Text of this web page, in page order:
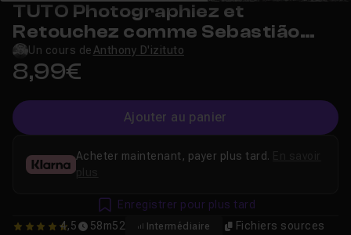
TUTO Photographiez et
Retouchez comme Sebastião
Salgado
Un cours de Anthony D'izituto
8,99€
Ajouter au panier
4.5070422535211
4,5 58m52 Intermédiaire Fichiers sources
Acheter maintenant, payer plus tard.
plus
Enregistrer pour plus tard